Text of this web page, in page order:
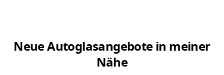
Neue Autoglasangebote in meiner
Nähe